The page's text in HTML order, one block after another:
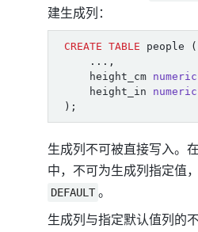
建生成列：
CREATE TABLE people
(
...,
height_cm numeric
height_in
numeric
);
生成列不可被直接写入。
中，不可为生成列指定值
DEFAULT 。
生成列与指定默认值列的